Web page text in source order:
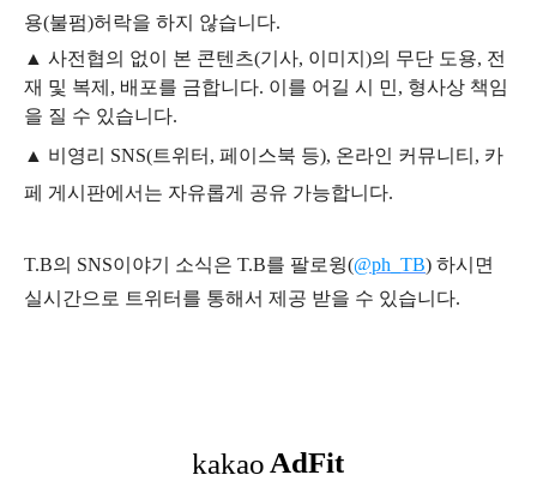
용(불펌)허락을 하지 않습니다.
▲ 사전협의 없이 본 콘텐츠(기사, 이미지)의 무단 도용, 전
재 및 복제, 배포를 금합니다. 이를 어길 시 민, 형사상 책임
을 질 수 있습니다.
▲ 비영리 SNS(트위터, 페이스북 등), 온라인 커뮤니티, 카
페 게시판에서는 자유롭게 공유 가능합니다.
T.B의 SNS이야기 소식은 T.B를 팔로윙(@ph_TB) 하시면
실시간으로 트위터를 통해서 제공 받을 수 있습니다.